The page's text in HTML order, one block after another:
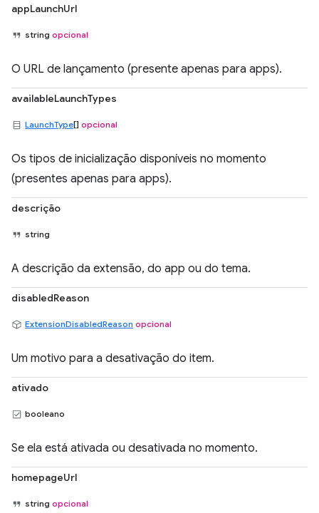
appLaunchUrl
string opcional
O URL de lançamento (presente apenas para apps).
availableLaunchTypes
LaunchType[] opcional
Os tipos de inicialização disponíveis no momento
(presentes apenas para apps).
descrição
string
A descrição da extensão, do app ou do tema.
disabledReason
ExtensionDisabledReason opcional
Um motivo para a desativação do item.
ativado
booleano
Se ela está ativada ou desativada no momento.
homepageUrl
string opcional